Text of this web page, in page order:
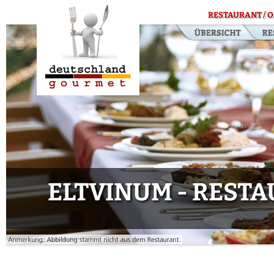
RESTAURANT /
ELTVINUM -